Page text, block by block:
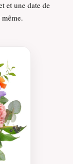
et une date de